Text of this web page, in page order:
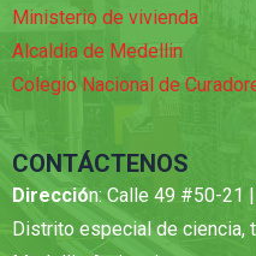
Ministerio de vivienda
Alcaldia de Medellin
Colegio Nacional de
CONTÁCTENOS
Dirección: Calle 49 #50-21
Distrito especial de ciencia,